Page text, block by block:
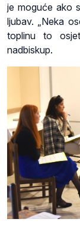
je moguće ako
ljubav. „Neka
toplinu to
nadbiskup.